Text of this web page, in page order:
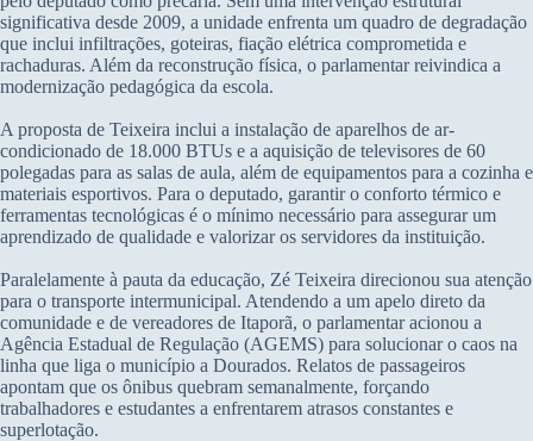
significativa desde 2009, a unidade enfrenta um quadro de degradação
que inclui infiltrações, goteiras, fiação elétrica comprometida e
rachaduras. Além da reconstrução física, o parlamentar reivindica a
modernização pedagógica da escola.
A proposta de Teixeira inclui a instalação de aparelhos de ar-
condicionado de 18.000 BTUs e a aquisição de televisores de 60
polegadas para as salas de aula, além de equipamentos para a cozinha e
materiais esportivos. Para o deputado, garantir o conforto térmico e
ferramentas tecnológicas é o mínimo necessário para assegurar um
aprendizado de qualidade e valorizar os servidores da instituição.
Paralelamente à pauta da educação, Zé Teixeira direcionou sua atenção
para o transporte intermunicipal. Atendendo a um apelo direto da
comunidade e de vereadores de Itaporã, o parlamentar acionou a
Agência Estadual de Regulação (AGEMS) para solucionar o caos na
linha que liga o município a Dourados. Relatos de passageiros
apontam que os ônibus quebram semanalmente, forçando
trabalhadores e estudantes a enfrentarem atrasos constantes e
superlotação.